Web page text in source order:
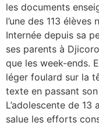
les documents
l’une des 113
Internée depuis sa
ses parents à
que les week-ends.
léger foulard sur la
texte en passant
L’adolescente de
salue les efforts